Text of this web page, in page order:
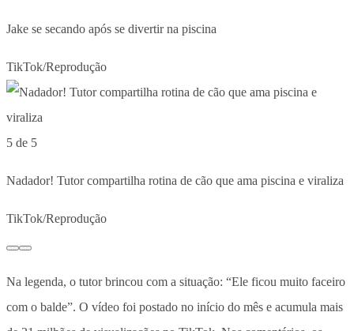
Jake se secando após se divertir na piscina
TikTok/Reprodução
5 de 5
Nadador! Tutor compartilha rotina de cão que ama piscina e viraliza
TikTok/Reprodução
Na legenda, o tutor brincou com a situação: “Ele ficou muito faceiro
com o balde”. O vídeo foi postado no início do mês e acumula mais